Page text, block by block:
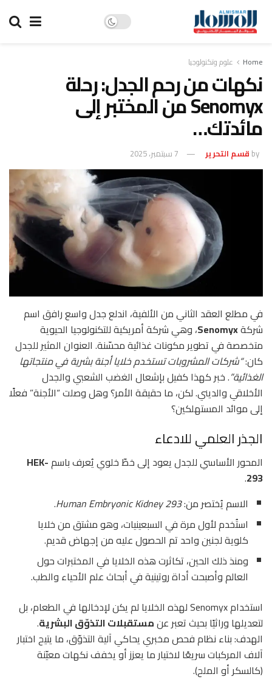
Home علوم وتكنولوجيا
نكهات من رحم الجدل: رحلة
Senomyx من المختبر إلى
مائدتك…
by قسم التحرير 7 سبتمبر، 2025
في مطلع العقد الثاني من الألفية، اندلع جدل واسع رافق اسم
شركةSenomyx، وهي شركة أمريكية للتكنولوجيا الحيوية
متخصصة في تطوير مكونات غذائية محسّنة. العنوان المثير للجدل
كان:“شركات المشروبات تستخدم خلايا أجنة بشرية في منتجاتها
الغذائية”. خبر كهذا كفيل بإشعال الغضب الشعبي والجدل
الأخلاقي والديني. لكن، ما حقيقة الأمر؟ وهل وصلت “الأجنة” فعلًا
إلى موائد المستهلكين؟
الجذر العلمي للادعاء
المحور الأساسي للجدل يعود إلى خطّ خلوي يُعرف باسمHEK-
293
.
الاسم يُختصر من:Human Embryonic Kidney 293
.
استُخدم لأول مرة في السبعينيات، وهو مشتق من خلايا
كلوية لجنين واحد تم الحصول عليه من إجهاض قديم.
ومنذ ذلك الحين، تكاثرت هذه الخلايا في المختبرات حول
العالم وأصبحت أداة روتينية في أبحاث علم الأحياء والطب.
استخدام Senomyx لهذه الخلايا لم يكن لإدخالها في الطعام، بل
لتعديلها وراثيًا بحيث تعبر عنمستقبلات التذوّق البشرية.
الهدف: بناء نظام فحص مخبري يحاكي آلية التذوّق، ما يتيح اختبار
آلاف المركبات سريعًا لاختيار ما يعزز أو يخفف نكهات معيّنة
(كالسكر أو الملح).